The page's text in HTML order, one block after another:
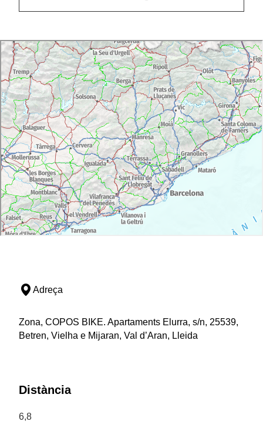
Adreça
Zona, COPOS BIKE. Apartaments Elurra, s/n, 25539,
Betren, Vielha e Mijaran, Val d’Aran, Lleida
Distància
6,8